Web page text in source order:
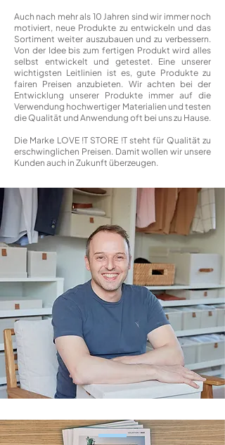
Auch nach mehr als 10 Jahren sind wir immer noch
motiviert, neue Produkte zu entwickeln und das
Sortiment weiter auszubauen und zu verbessern.
Von der Idee bis zum fertigen Produkt wird alles
selbst entwickelt und getestet. Eine unserer
wichtigsten Leitlinien ist es, gute Produkte zu
fairen Preisen anzubieten. Wir achten bei der
Entwicklung unserer Produkte immer auf die
Verwendung hochwertiger Materialien und testen
die Qualität und Anwendung oft bei uns zu Hause.
Die Marke LOVE !T STORE !T steht für Qualität zu
erschwinglichen Preisen. Damit wollen wir unsere
Kunden auch in Zukunft überzeugen.